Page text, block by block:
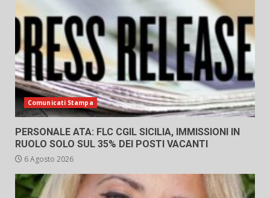
Comunicati Stampa
PERSONALE ATA: FLC CGIL SICILIA, IMMISSIONI IN
RUOLO SOLO SUL 35% DEI POSTI VACANTI
6 Agosto 2026